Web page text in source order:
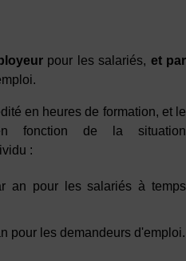
pour les salariés, et par
en heures de formation, et le
fonction de la situation
:
an pour les salariés à temps
pour les demandeurs d'emploi.